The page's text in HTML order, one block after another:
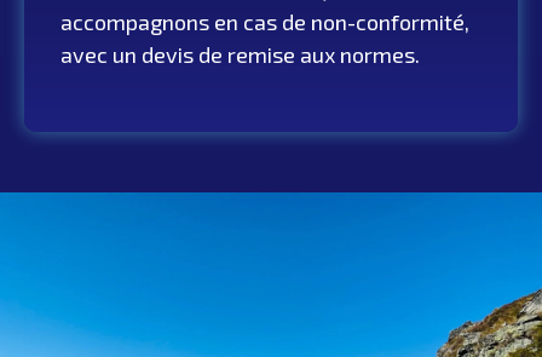
accompagnons en cas de non-conformité,
avec un devis de remise aux normes.